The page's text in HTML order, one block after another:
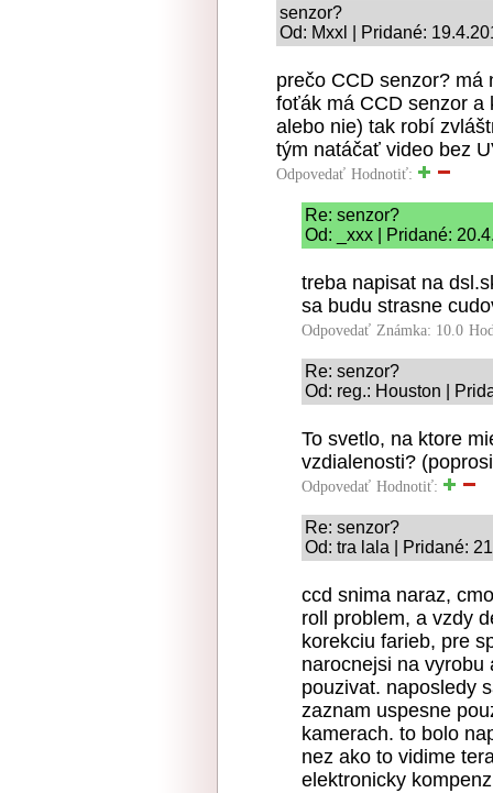
senzor?
Od: Mxxl | Pridané:
prečo CCD senzor? má
foťák má CCD senzor a
alebo nie) tak robí
tým natáčať video bez
Odpovedať Hodnotiť:
Re: senzor?
Od: _xxx | Pridané:
treba napisat na
sa budu strasne
Odpovedať Známka: 10.0
Re: senzor?
Od: reg.: Houston |
To svetlo, na ktore
vzdialenosti?
Odpovedať Hodnotiť:
Re: senzor?
Od: tra lala | Pridané:
ccd snima naraz,
roll problem, a vzdy
korekciu farieb, pre
narocnejsi na vyrobu
pouzivat. naposledy
zaznam uspesne
kamerach. to bolo
nez ako to vidime
elektronicky